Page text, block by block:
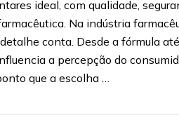
ideal, com qualidade,
Na indústria
conta. Desde a fórmula
a percepção do
que a escolha …